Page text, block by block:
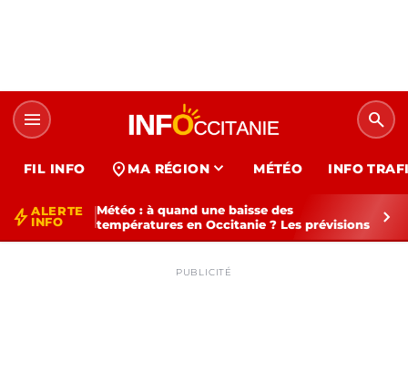
menu search
FIL INFO location_on MA RÉGION expand_more MÉTÉO INFO
bolt ALERTE
INFO
Météo : à quand une baisse des
températures en Occitanie ? Les prévisions
chevron_right
PUBLICITÉ